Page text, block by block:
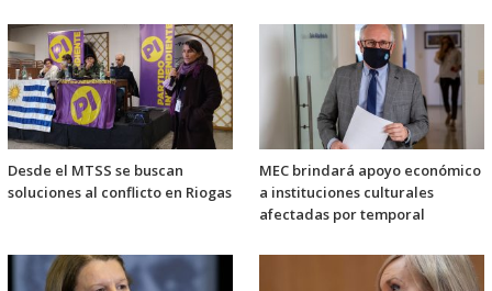
Desde el MTSS se buscan
soluciones al conflicto en Riogas
MEC brindará apoyo económico
a instituciones culturales
afectadas por temporal